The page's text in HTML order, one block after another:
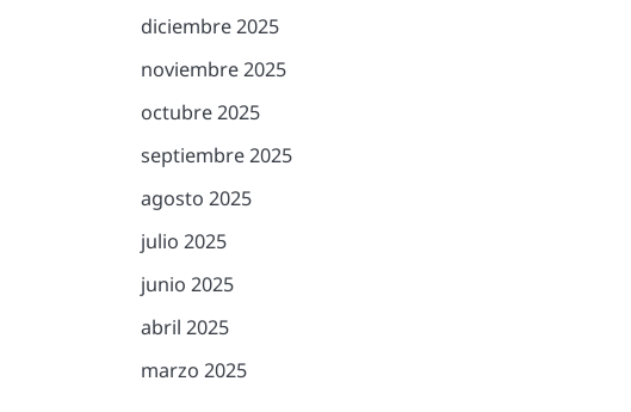
diciembre 2025
noviembre 2025
octubre 2025
septiembre 2025
agosto 2025
julio 2025
junio 2025
abril 2025
marzo 2025